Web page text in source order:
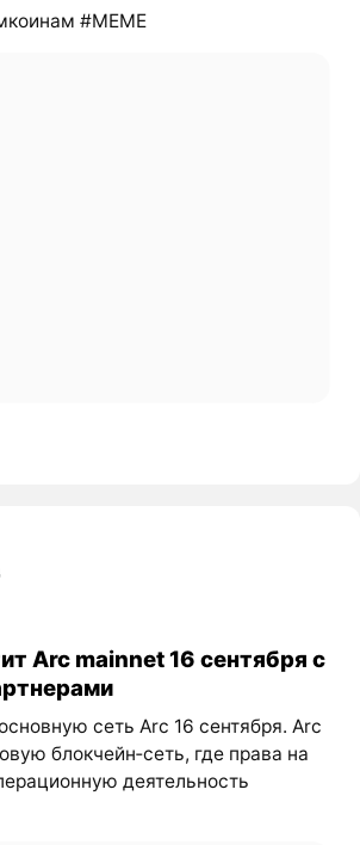
#MEME
Arc mainnet 16 сентября с
сеть Arc 16 сентября. Arc
блокчейн‑сеть, где права на
деятельность